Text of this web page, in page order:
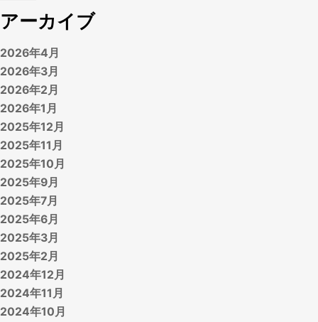
アーカイブ
2026年4月
2026年3月
2026年2月
2026年1月
2025年12月
2025年11月
2025年10月
2025年9月
2025年7月
2025年6月
2025年3月
2025年2月
2024年12月
2024年11月
2024年10月